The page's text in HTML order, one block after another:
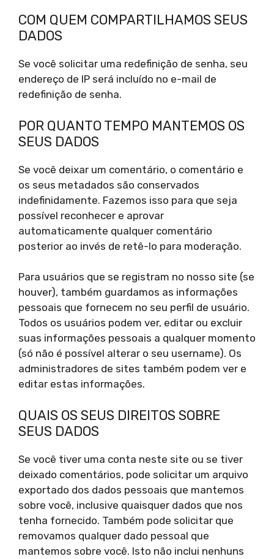
COM QUEM COMPARTILHAMOS SEUS
DADOS
Se você solicitar uma redefinição de senha, seu
endereço de IP será incluído no e-mail de
redefinição de senha.
POR QUANTO TEMPO MANTEMOS OS
SEUS DADOS
Se você deixar um comentário, o comentário e
os seus metadados são conservados
indefinidamente. Fazemos isso para que seja
possível reconhecer e aprovar
automaticamente qualquer comentário
posterior ao invés de retê-lo para moderação.
Para usuários que se registram no nosso site (se
houver), também guardamos as informações
pessoais que fornecem no seu perfil de usuário.
Todos os usuários podem ver, editar ou excluir
suas informações pessoais a qualquer momento
(só não é possível alterar o seu username). Os
administradores de sites também podem ver e
editar estas informações.
QUAIS OS SEUS DIREITOS SOBRE
SEUS DADOS
Se você tiver uma conta neste site ou se tiver
deixado comentários, pode solicitar um arquivo
exportado dos dados pessoais que mantemos
sobre você, inclusive quaisquer dados que nos
tenha fornecido. Também pode solicitar que
removamos qualquer dado pessoal que
mantemos sobre você. Isto não inclui nenhuns